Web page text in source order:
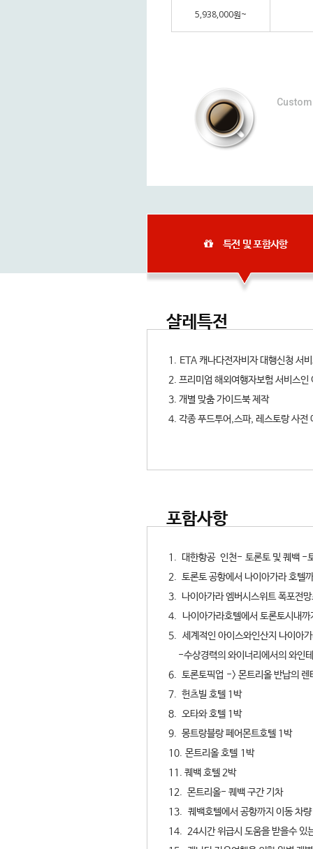
5,938,000원~
특전 및 포함사항
샬레특전
1. ETA 캐나다전자비자 대행신청 서
2. 프리미엄 해외여행자보험 서비스
3. 개별 맞춤 가이드북 제작
4. 각종 푸드투어,스파, 레스토랑 사전
포함사항
1. 대한항공 인천- 토론토 및 퀘백 -
2. 토론토 공항에서 나이아가라 호텔
3. 나이아가라 엠버시스위트 폭포전
4. 나이아가라호텔에서 토론토시내
5. 세계적인 아이스와인산지 나이아
-수상경력의 와이너리에서의 와인
6. 토론토픽업 -> 몬트리올 반납의
7. 헌츠빌 호텔 1박
8. 오타와 호텔 1박
9. 몽트랑블랑 페어몬트호텔 1박
10. 몬트리올 호텔 1박
11. 퀘백 호텔 2박
12. 몬트리올- 퀘백 구간 기차
13. 퀘백호텔에서 공항까지 이동
14. 24시간 위급시 도움을 받을수 있